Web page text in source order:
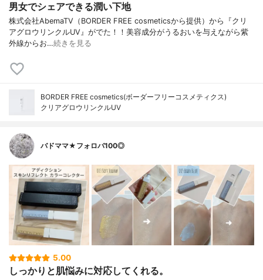
男女でシェアできる潤い下地
株式会社AbemaTV（BORDER FREE cosmeticsから提供）から『クリ
アグロウリンクルUV』がでた！！美容成分がうるおいを与えながら紫
外線からお…続きを見る
BORDER FREE cosmetics(ボーダーフリーコスメティクス)
クリアグロウリンクルUV
バドママ★フォロバ100◎
5.00
しっかりと肌悩みに対応してくれる。